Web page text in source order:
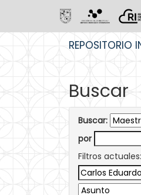
REPOSITORIO
Buscar
Buscar:
por
Filtros actuales: